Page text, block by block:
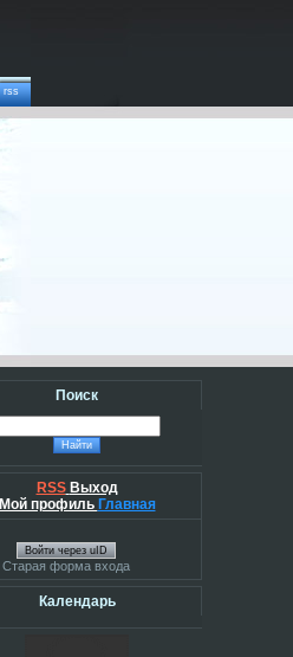
rss
Поиск
RSS Выход
Мой профиль Главная
Войти через uID
Старая форма входа
Календарь